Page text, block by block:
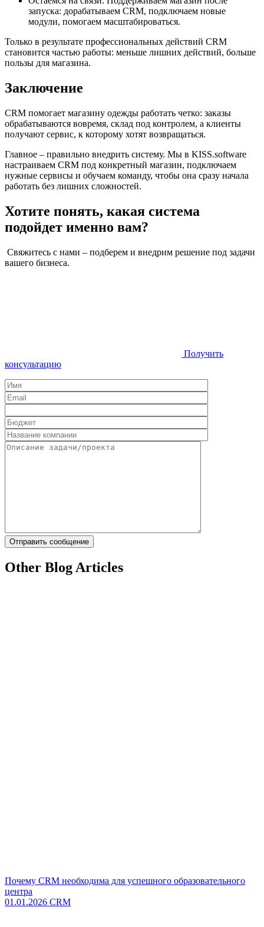
запуска: дорабатываем CRM, подключаем новые
модули, помогаем масштабироваться.
Только в результате профессиональных действий CRM
становится частью работы: меньше лишних действий, больше
пользы для магазина.
Заключение
CRM помогает магазину одежды работать четко: заказы
обрабатываются вовремя, склад под контролем, а клиенты
получают сервис, к которому хотят возвращаться.
Главное – правильно внедрить систему. Мы в KISS.software
настраиваем CRM под конкретный магазин, подключаем
нужные сервисы и обучаем команду, чтобы она сразу начала
работать без лишних сложностей.
Хотите понять, какая система
подойдет именно вам?
Свяжитесь с нами – подберем и внедрим решение под задачи
вашего бизнеса.
Получить
консультацию
Other Blog Articles
Почему CRM необходима для успешного образовательного
центра
01.01.2026 CRM